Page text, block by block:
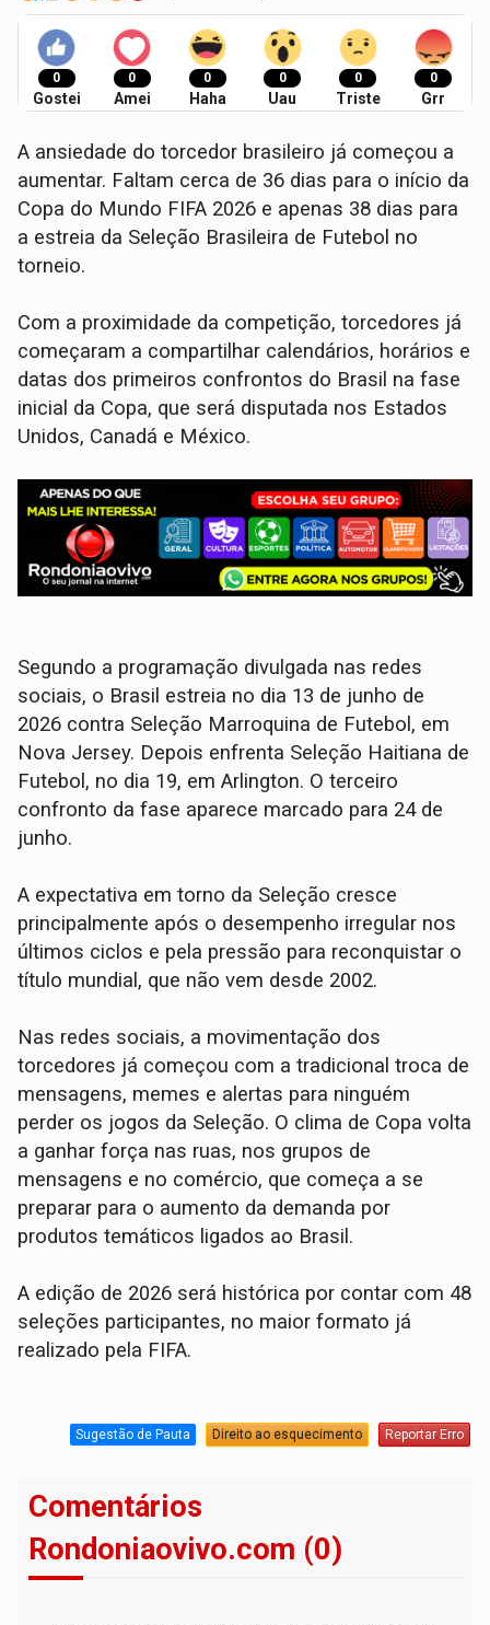
0
Gostei
0
Amei
0
Haha
0
Uau
0
Triste
0
Grr
A ansiedade do torcedor brasileiro já começou a
aumentar. Faltam cerca de 36 dias para o início da
Copa do Mundo FIFA 2026 e apenas 38 dias para
a estreia da Seleção Brasileira de Futebol no
torneio.
Com a proximidade da competição, torcedores já
começaram a compartilhar calendários, horários e
datas dos primeiros confrontos do Brasil na fase
inicial da Copa, que será disputada nos Estados
Unidos, Canadá e México.
Segundo a programação divulgada nas redes
sociais, o Brasil estreia no dia 13 de junho de
2026 contra Seleção Marroquina de Futebol, em
Nova Jersey. Depois enfrenta Seleção Haitiana de
Futebol, no dia 19, em Arlington. O terceiro
confronto da fase aparece marcado para 24 de
junho.
A expectativa em torno da Seleção cresce
principalmente após o desempenho irregular nos
últimos ciclos e pela pressão para reconquistar o
título mundial, que não vem desde 2002.
Nas redes sociais, a movimentação dos
torcedores já começou com a tradicional troca de
mensagens, memes e alertas para ninguém
perder os jogos da Seleção. O clima de Copa volta
a ganhar força nas ruas, nos grupos de
mensagens e no comércio, que começa a se
preparar para o aumento da demanda por
produtos temáticos ligados ao Brasil.
A edição de 2026 será histórica por contar com 48
seleções participantes, no maior formato já
realizado pela FIFA.
Sugestão de Pauta Direito ao esquecimento Reportar Erro
Comentários
Rondoniaovivo.com (0)